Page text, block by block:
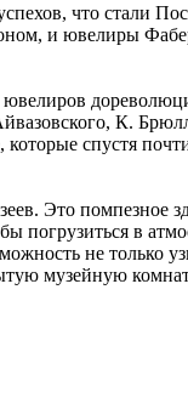
что стали
и ювелиры
К.
спустя
Это помпезное
погрузиться в
не только
музейную